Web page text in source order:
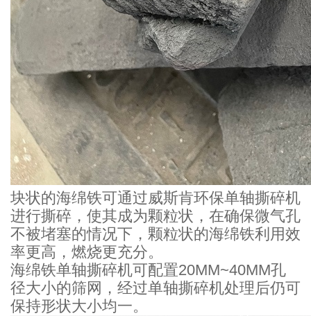
块状的海绵铁可通过威斯肯环保单轴撕碎机
进行撕碎，使其成为颗粒状，在确保微气孔
不被堵塞的情况下，颗粒状的海绵铁利用效
率更高，燃烧更充分。
海绵铁单轴撕碎机可配置20MM~40MM孔
径大小的筛网，经过单轴撕碎机处理后仍可
保持形状大小均一。